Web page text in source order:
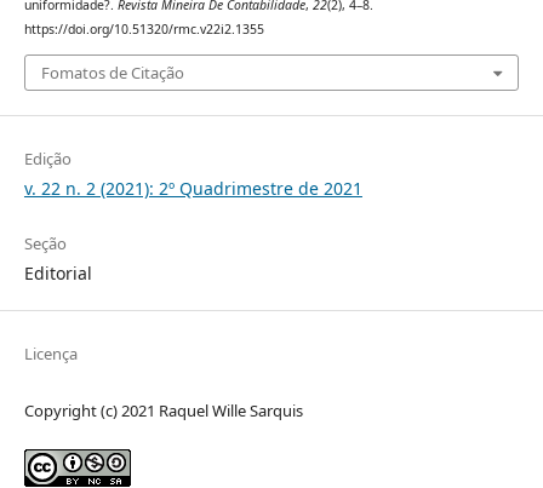
uniformidade?. Revista Mineira De Contabilidade, 22(2), 4–8.
https://doi.org/10.51320/rmc.v22i2.1355
Fomatos de Citação
Edição
v. 22 n. 2 (2021): 2º Quadrimestre de 2021
Seção
Editorial
Licença
Copyright (c) 2021 Raquel Wille Sarquis